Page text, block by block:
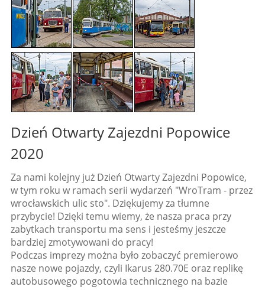
Dzień Otwarty Zajezdni Popowice
2020
Za nami kolejny już Dzień Otwarty Zajezdni Popowice,
w tym roku w ramach serii wydarzeń "WroTram - przez
wrocławskich ulic sto". Dziękujemy za tłumne
przybycie! Dzięki temu wiemy, że nasza praca przy
zabytkach transportu ma sens i jesteśmy jeszcze
bardziej zmotywowani do pracy!
Podczas imprezy można było zobaczyć premierowo
nasze nowe pojazdy, czyli Ikarus 280.70E oraz replikę
autobusowego pogotowia technicznego na bazie